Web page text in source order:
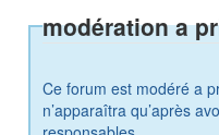
modération a
Ce forum est modéré a
n’apparaîtra qu’après